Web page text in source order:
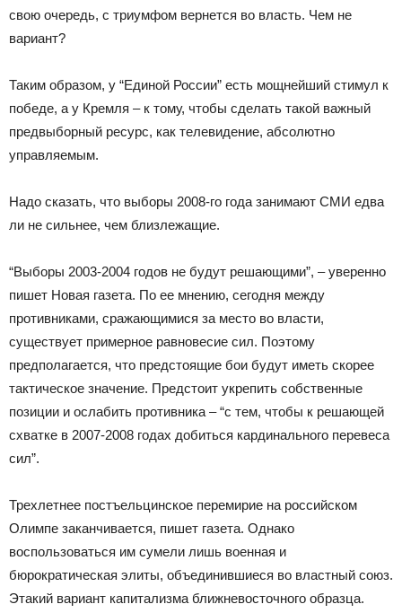
свою очередь, с триумфом вернется во власть. Чем не
вариант?
Таким образом, у “Единой России” есть мощнейший стимул к
победе, а у Кремля – к тому, чтобы сделать такой важный
предвыборный ресурс, как телевидение, абсолютно
управляемым.
Надо сказать, что выборы 2008-го года занимают СМИ едва
ли не сильнее, чем близлежащие.
“Выборы 2003-2004 годов не будут решающими”, – уверенно
пишет Новая газета. По ее мнению, сегодня между
противниками, сражающимися за место во власти,
существует примерное равновесие сил. Поэтому
предполагается, что предстоящие бои будут иметь скорее
тактическое значение. Предстоит укрепить собственные
позиции и ослабить противника – “с тем, чтобы к решающей
схватке в 2007-2008 годах добиться кардинального перевеса
сил”.
Трехлетнее постъельцинское перемирие на российском
Олимпе заканчивается, пишет газета. Однако
воспользоваться им сумели лишь военная и
бюрократическая элиты, объединившиеся во властный союз.
Этакий вариант капитализма ближневосточного образца.